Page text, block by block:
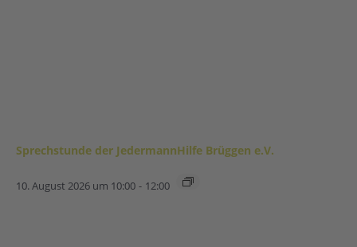
Sprechstunde der JedermannHilfe Brüggen e.V.
10. August 2026 um 10:00 - 12:00